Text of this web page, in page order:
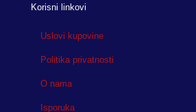
Korisni linkovi
Uslovi kupovine
Politika privatnosti
O nama
Isporuka